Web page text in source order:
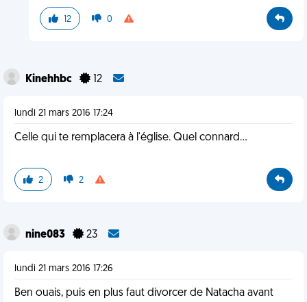
12 0
Kinehhbc 12
lundi 21 mars 2016 17:24
Celle qui te remplacera à l'église. Quel connard...
2 2
nine083 23
lundi 21 mars 2016 17:26
Ben ouais, puis en plus faut divorcer de Natacha avant